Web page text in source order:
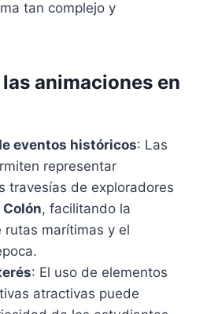
tan complejo y
animaciones en
eventos históricos: Las
representar
travesías de exploradores
, facilitando la
rutas marítimas y el
: El uso de elementos
atractivas puede